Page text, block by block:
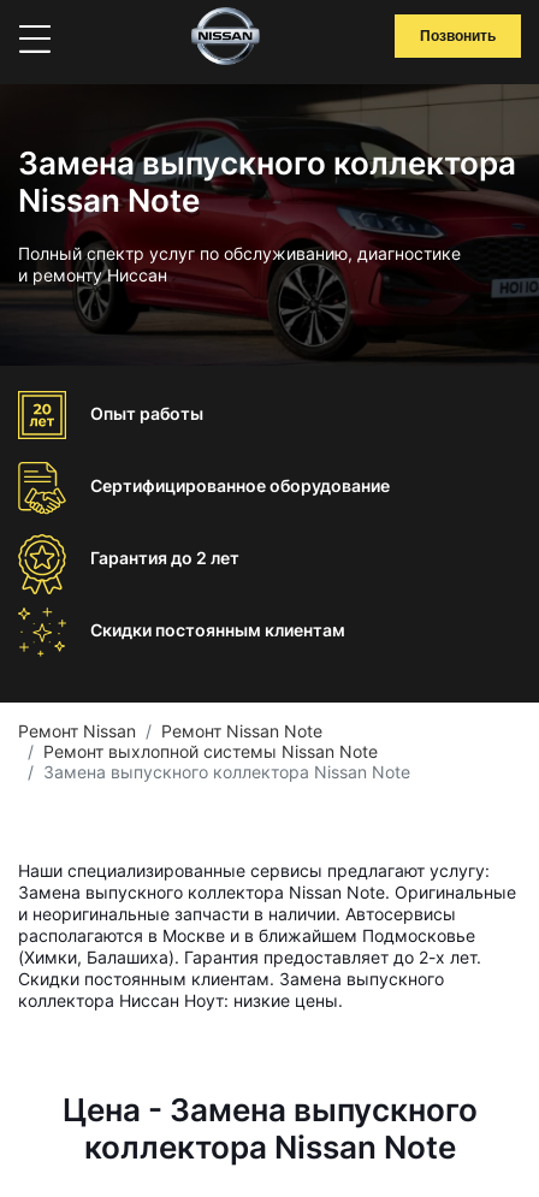
Позвонить
Замена выпускного коллектора
Nissan Note
Полный спектр услуг по обслуживанию, диагностике
и ремонту Ниссан
Опыт работы
Сертифицированноеоборудование
Гарантиядо 2 лет
Скидки постоянным клиентам
Ремонт Nissan
Ремонт Nissan Note
Ремонт выхлопной системы Nissan Note
Замена выпускного коллектора Nissan Note
Наши специализированные сервисы предлагают услугу:
Замена выпускного коллектора Nissan Note. Оригинальные
и неоригинальные запчасти в наличии. Автосервисы
располагаются в Москве и в ближайшем Подмосковье
(Химки, Балашиха). Гарантия предоставляет до 2-х лет.
Скидки постоянным клиентам. Замена выпускного
коллектора Ниссан Ноут: низкие цены.
Цена - Замена выпускного
коллектора Nissan Note